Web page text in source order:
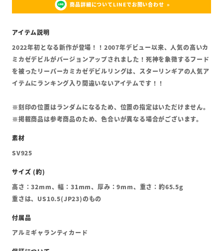
商品詳細についてLINEでお問い合わせ
2022年初となる新作が登場！！2007年デビュー以来、人気の高いカ
ミカゼデビルがバージョンアップされました！死神を象徴するフード
を被ったリーパーカミカゼデビルリングは、スターリンギアの人気ア
イテムにランキング入り間違いないアイテムです！！
※刻印の位置はランダムになるため、位置の指定はいただけません。
※掲載商品は参考商品のため、色合いが異なる場合がございます。
SV925
高さ：32mm、幅：31mm、厚み：9mm、重さ：約65.5g
重さは、US10.5(JP23)のもの
アルミギャランティカード